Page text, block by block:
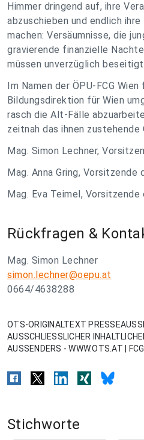
Himmer dringend auf, ihre
abzuschieben und endlich ihre
machen: Versäumnisse, die
gravierende finanzielle
müssen unverzüglich
Im Namen der ÖPU-FCG
Bildungsdirektion für Wien
rasch die Alt-Fälle
zeitnah das ihnen zustehende
Mag. Simon Lechner,
Mag. Anna Gring, Vorsitzende
Mag. Eva Teimel, Vorsitzende
Rückfragen &
Mag. Simon Lechner
simon.lechner@oepu.at
0664/4638288
OTS-ORIGINALTEXT
AUSSCHLIESSLICHER
AUSSENDERS - WWW.OTS.AT | FCG
Stichworte